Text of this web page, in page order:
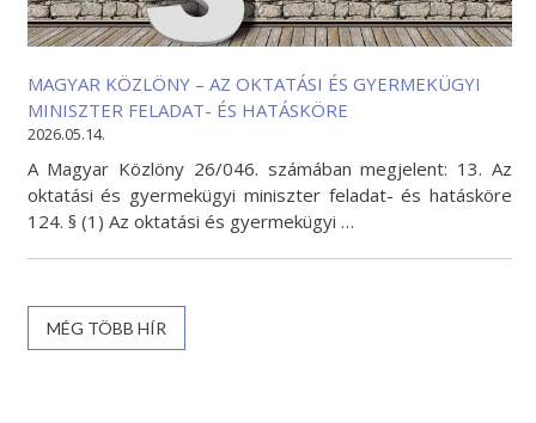
MAGYAR KÖZLÖNY – AZ OKTATÁSI ÉS GYERMEKÜGYI
MINISZTER FELADAT- ÉS HATÁSKÖRE
2026.05.14.
A Magyar Közlöny 26/046. számában megjelent: 13. Az
oktatási és gyermekügyi miniszter feladat- és hatásköre
124. § (1) Az oktatási és gyermekügyi …